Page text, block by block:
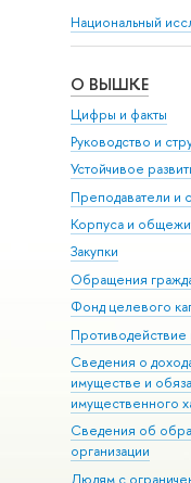
Национальный
О ВЫШКЕ
Цифры и факты
Руководство и
Устойчивое
Преподаватели и
Корпуса и
Закупки
Обращения
Фонд целевого
Противодействие
Сведения о
имуществе и
имущественного
Сведения об
организации
Людям с